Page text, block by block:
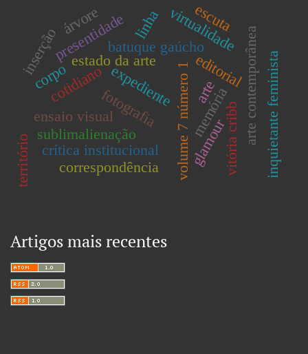
estado da arte
expediente editorial
volume 7 número 1
sublimalienação
presentidade arte contemporânea
fotografia
ensaio visual
batuque gaúcho
memóriavitória cribb
virtualidade
inquietante feminista
glamour
inserção
território
crítica institucional
correspondência
cotidiano
árvore linha
corpo
escuta
arte
Artigos mais recentes